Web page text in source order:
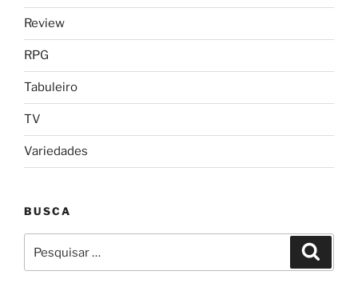
Review
RPG
Tabuleiro
TV
Variedades
BUSCA
por: